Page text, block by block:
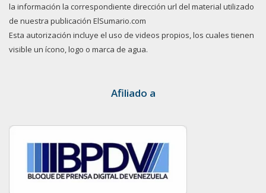
la información la correspondiente dirección url del material utilizado
de nuestra publicación ElSumario.com
Esta autorización incluye el uso de videos propios, los cuales tienen
visible un ícono, logo o marca de agua.
Afiliado a